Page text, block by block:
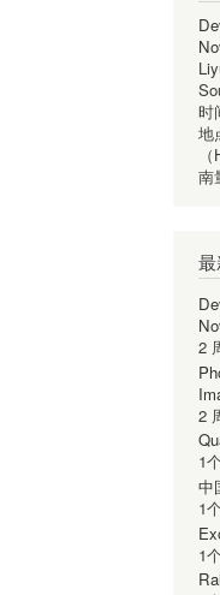
时
地
南
2
2
1
中
1
1